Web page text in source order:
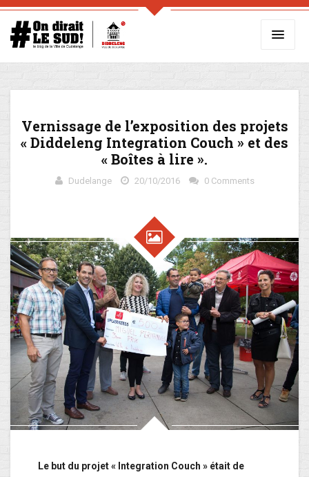
Vernissage de l’exposition des projets
« Diddeleng Integration Couch » et des
« Boîtes à lire ».
Dudelange 20/10/2016 0 Comments
Le but du projet « Integration Couch » était de